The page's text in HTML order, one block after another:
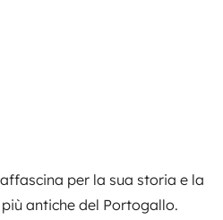
per la sua storia e la
antiche del Portogallo.